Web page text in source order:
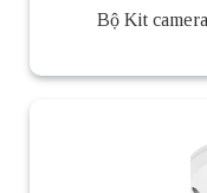
Bộ Kit